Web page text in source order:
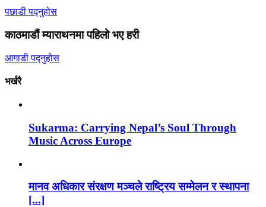
पछाडी पद्नुहोस
काठमाडौं म्याराथनमा पहिलो भए हरी
आगाडी पद्नुहोस
भर्खरै
Sukarma: Carrying Nepal’s Soul Through
Music Across Europe
मानव अधिकार संरक्षण मञ्चले राष्ट्रिय सम्मेलन र स्थापना
[...]